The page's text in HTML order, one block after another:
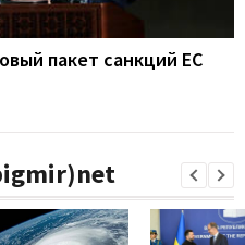
пакет санкций ЕС